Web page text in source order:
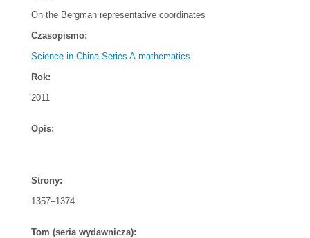
On the Bergman representative coordinates
Czasopismo:
Science in China Series A-mathematics
Rok:
2011
Opis:
Strony:
1357–1374
Tom (seria wydawnicza):